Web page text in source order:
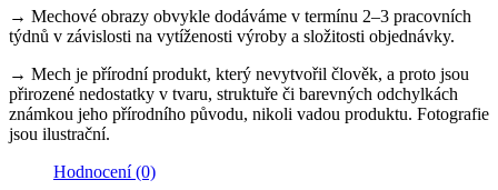
→ Mechové obrazy obvykle dodáváme v termínu 2–3 pracovních
týdnů v závislosti na vytíženosti výroby a složitosti objednávky.
→ Mech je přírodní produkt, který nevytvořil člověk, a proto jsou
přirozené nedostatky v tvaru, struktuře či barevných odchylkách
známkou jeho přírodního původu, nikoli vadou produktu. Fotografie
jsou ilustrační.
Hodnocení (0)